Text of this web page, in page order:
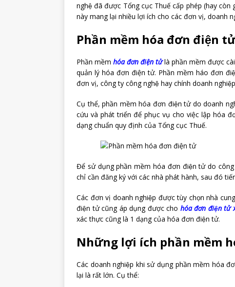
nghệ đã được Tổng cục Thuế cấp phép (hay
này mang lại nhiều lợi ích cho các đơn vị, doanh
Phần mềm hóa đơn điện
Phần mềmhóa đơn điện tử là phần mềm được
quản lý hóa đơn điện tử. Phần mềm háo đơn
đơn vị, công ty công nghệ hay chính doanh
Cụ thể, phần mềm hóa đơn điện tử do doanh
cứu và phát triển để phục vụ cho việc lập hóa
dạng chuẩn quy định của Tổng cục Thuế.
Để sử dụng phần mềm hóa đơn điện tử do
chỉ cần đăng ký với các nhà phát hành, sau đó
Các đơn vị doanh nghiệp được tùy chọn nhà
điện tử cũng áp dụng được cho hóa đơn điện tử
xác thực cũng là 1 dạng của hóa đơn điện tử.
Những lợi ích phần mềm
Các doanh nghiệp khi sử dụng phần mềm hóa
lại là rất lớn. Cụ thể: